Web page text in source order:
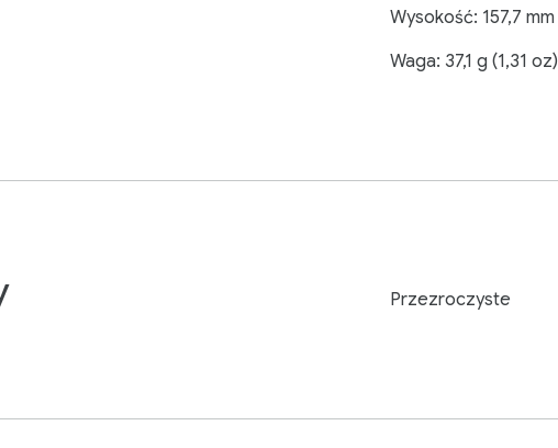
Wysokość: 157,7
Waga: 37,1 g (1,31 oz)
Przezroczyste